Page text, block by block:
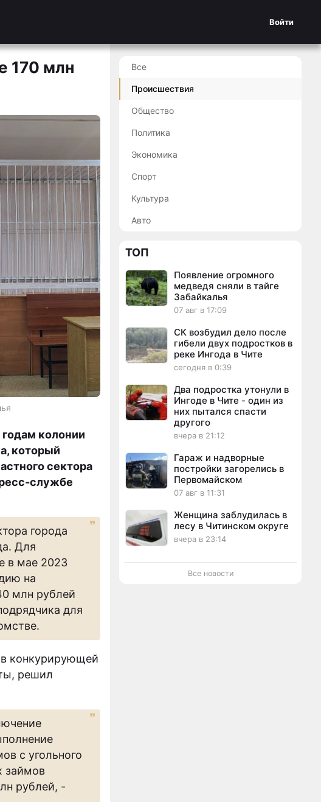
Войти
170 млн
колонии
который
сектора
службе
города
Для
в мае 2023
на
млн рублей
для
конкурирующей
решил
с угольного
займов
рублей, -
Все
Происшествия
Общество
Политика
Экономика
Спорт
Культура
Авто
ТОП
Появление огромного
медведя сняли в тайге
Забайкалья
07 авг в 17:09
СК возбудил дело после
гибели двух подростков в
реке Ингода в Чите
сегодня в 0:39
Два подростка утонули в
Ингоде в Чите - один из
них пытался спасти
другого
вчера в 21:12
Гараж и надворные
постройки загорелись в
Первомайском
07 авг в 11:31
Женщина заблудилась в
лесу в Читинском округе
вчера в 23:14
Все новости